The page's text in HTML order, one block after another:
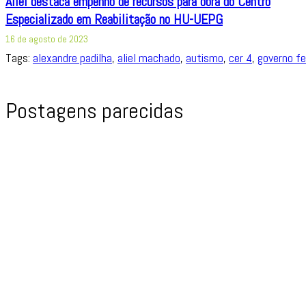
Especializado em Reabilitação no HU-UEPG
16 de agosto de 2023
Tags: alexandre padilha, aliel machado, autismo, cer 4, governo
Postagens parecidas